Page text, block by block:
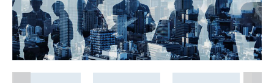
养老 非盈利组织